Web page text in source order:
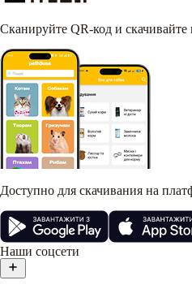
Сканируйте QR-код и
Доступно для скачивания на
Наши соцсети